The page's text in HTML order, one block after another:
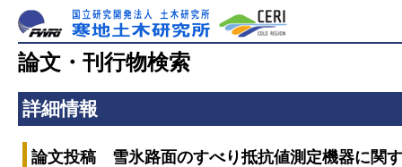
論文・刊行物検索
詳細情報
論文投稿 雪氷路面のすべり抵抗値測定機器に関